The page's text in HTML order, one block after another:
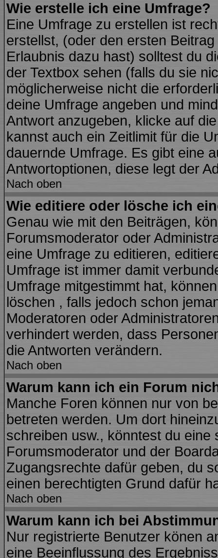
Wie erstelle ich eine Umfrage?
Eine Umfrage zu erstellen ist
erstellst, (oder den ersten
Erlaubnis dazu hast) solltest du
der Textbox sehen (falls du sie
möglicherweise nicht die
deine Umfrage angeben und
Antwort anzugeben, klicke auf
kannst auch ein Zeitlimit für die
dauernde Umfrage. Es gibt eine
Antwortoptionen, diese legt der
Nach oben
Wie editiere oder lösche ich
Genau wie mit den Beiträgen,
Forumsmoderator oder
eine Umfrage zu editieren,
Umfrage ist immer damit
Umfrage mitgestimmt hat,
löschen , falls jedoch schon
Moderatoren oder
verhindert werden, dass
die Antworten verändern.
Nach oben
Warum kann ich ein Forum
Manche Foren können nur von
betreten werden. Um dort
schreiben usw., könntest du
Forumsmoderator und der
Zugangsrechte dafür geben, du
einen berechtigten Grund dafür
Nach oben
Warum kann ich bei
Nur registrierte Benutzer könen
eine Beeinflussung des